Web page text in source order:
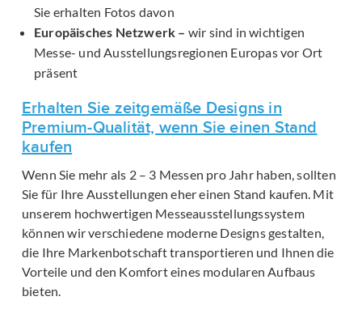
Sie erhalten Fotos davon
Europäisches Netzwerk – wir sind in wichtigen
Messe- und Ausstellungsregionen Europas vor Ort
präsent
Erhalten Sie zeitgemäße Designs in
Premium-Qualität, wenn Sie einen Stand
kaufen
Wenn Sie mehr als 2 – 3 Messen pro Jahr haben, sollten
Sie für Ihre Ausstellungen eher einen Stand kaufen. Mit
unserem hochwertigen Messeausstellungssystem
können wir verschiedene moderne Designs gestalten,
die Ihre Markenbotschaft transportieren und Ihnen die
Vorteile und den Komfort eines modularen Aufbaus
bieten.